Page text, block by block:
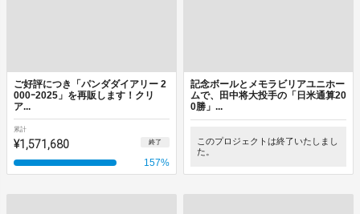
ご好評につき「パンダダイアリー 2
000ｰ2025」を再販します！クリ
ア...
累計
¥1,571,680 終了
157%
記念ボールとメモラビリアユニホー
ムで、田中将大投手の「日米通算20
0勝」...
このプロジェクトは終了いたしまし
た。